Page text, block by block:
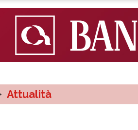
Attualità